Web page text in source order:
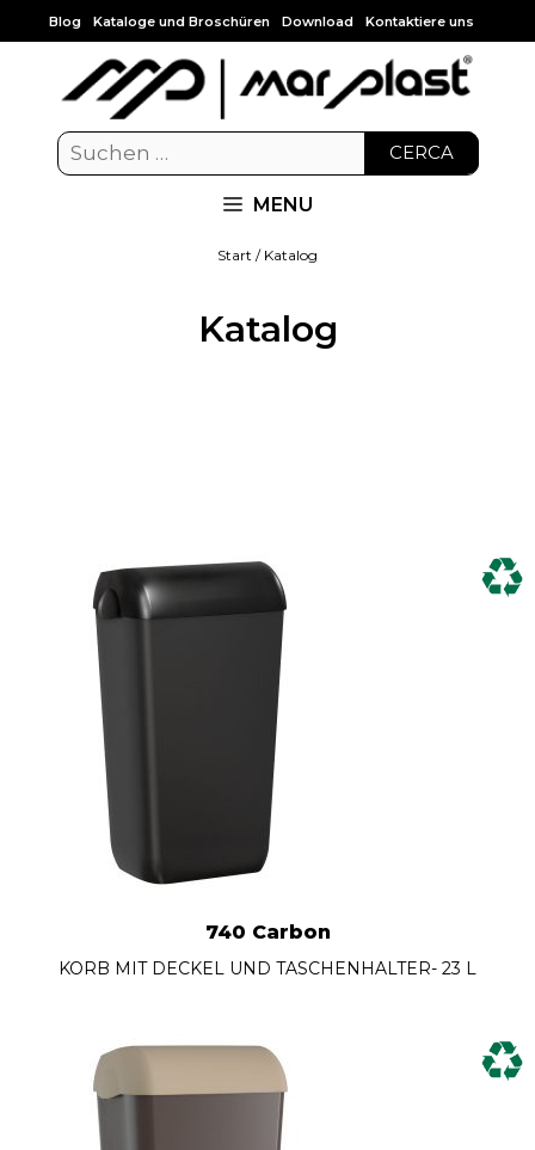
Blog Kataloge und Broschüren Download Kontaktiere uns
CERCA
MENU
Start / Katalog
Katalog
740 Carbon
KORB MIT DECKEL UND TASCHENHALTER- 23 L